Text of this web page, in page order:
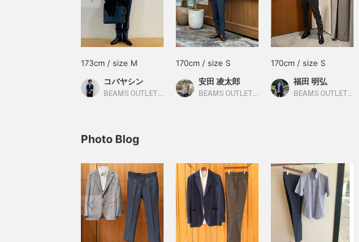
173cm / size M
コバヤシン
BEAMS OUTLET Karuizawa
170cm / size S
安田 凌太郎
BEAMS OUTLET Kurashiki
170cm / size S
福田 明弘
BEAMS OUTLET Iruma
Photo Blog